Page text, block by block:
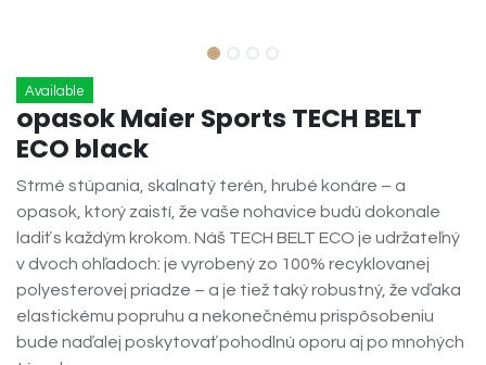
Available
opasok Maier Sports TECH BELT
ECO black
Strmé stúpania, skalnatý terén, hrubé konáre – a
opasok, ktorý zaistí, že vaše nohavice budú dokonale
ladiť s každým krokom. Náš TECH BELT ECO je udržateľný
v dvoch ohľadoch: je vyrobený zo 100% recyklovanej
polyesterovej priadze – a je tiež taký robustný, že vďaka
elastickému popruhu a nekonečnému prispôsobeniu
bude naďalej poskytovať pohodlnú oporu aj po mnohých